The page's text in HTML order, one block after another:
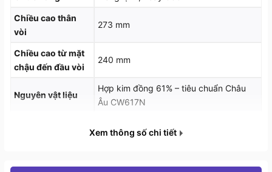
Tính năng linh hoạt, tối ưu trải nghiệm
Chiều cao thân
vòi
273 mm
Chiều cao từ mặt
chậu đến đầu vòi
240 mm
Nguyên vật liệu
Hợp kim đồng 61% – tiêu chuẩn Châu
Âu CW617N
Dây cấp nước NEOPERL – Thụy Sỹ
Xem thông số chi tiết